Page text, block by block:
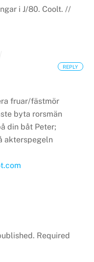
i J/80. Coolt. //
fruar/fästmör
byta rorsmän
din båt Peter;
akterspegeln
REPLY
Required